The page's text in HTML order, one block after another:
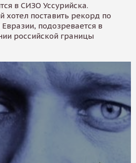
в СИЗО Уссурийска.
хотел поставить рекорд по
подозревается в
российской границы